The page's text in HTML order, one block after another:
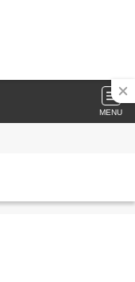
MENU